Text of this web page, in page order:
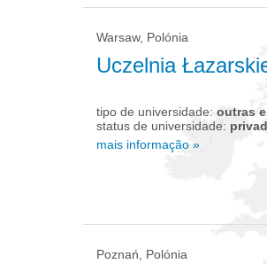
Warsaw, Polónia
Uczelnia
tipo de universidade: outras
status de universidade:
mais informação »
Poznań, Polónia